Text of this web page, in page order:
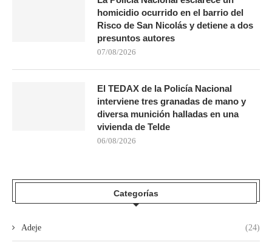
homicidio ocurrido en el barrio del
Risco de San Nicolás y detiene a dos
presuntos autores
07/08/2026
El TEDAX de la Policía Nacional
interviene tres granadas de mano y
diversa munición halladas en una
vivienda de Telde
06/08/2026
Categorías
Adeje (24)